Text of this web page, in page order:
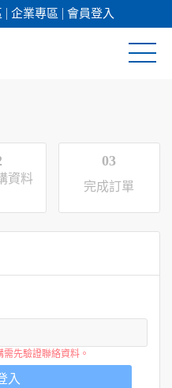
企業專區 會員登入
資料
03
完成訂單
先驗證聯絡資料。
入